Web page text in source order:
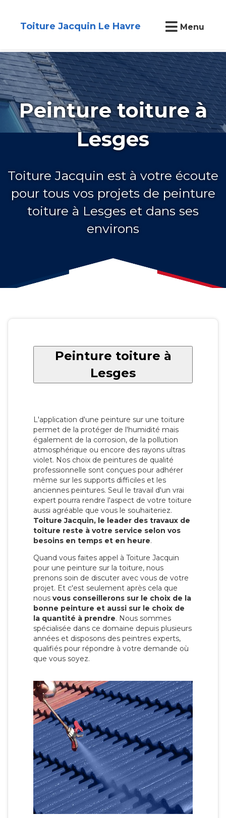
Toiture Jacquin Le Havre Menu
Peinture toiture à
Lesges
Toiture Jacquin est à votre écoute
pour tous vos projets de peinture
toiture à Lesges et dans ses
environs
Peinture toiture à
Lesges
L'application d'une peinture sur une toiture
permet de la protéger de l'humidité mais
également de la corrosion, de la pollution
atmosphérique ou encore des rayons ultras
violet. Nos choix de peintures de qualité
professionnelle sont conçues pour adhérer
même sur les supports difficiles et les
anciennes peintures. Seul le travail d'un vrai
expert pourra rendre l'aspect de votre toiture
aussi agréable que vous le souhaiteriez.
Toiture Jacquin, le leader des travaux de
toiture reste à votre service selon vos
besoins en temps et en heure.
Quand vous faites appel à Toiture Jacquin
pour une peinture sur la toiture, nous
prenons soin de discuter avec vous de votre
projet. Et c'est seulement après cela que
nous vous conseillerons sur le choix de la
bonne peinture et aussi sur le choix de
la quantité à prendre. Nous sommes
spécialisée dans ce domaine depuis plusieurs
années et disposons des peintres experts,
qualifiés pour répondre à votre demande où
que vous soyez.